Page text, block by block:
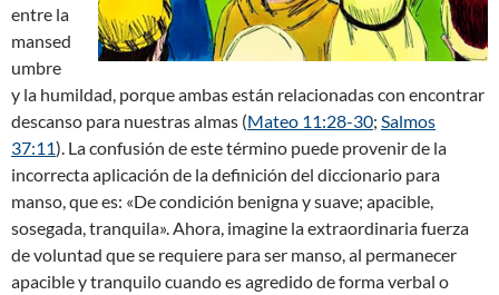
entre la
mansed
umbre
y la humildad, porque ambas están relacionadas con encontrar
descanso para nuestras almas (Mateo 11:28-30; Salmos
37:11). La confusión de este término puede provenir de la
incorrecta aplicación de la definición del diccionario para
manso, que es: «De condición benigna y suave; apacible,
sosegada, tranquila». Ahora, imagine la extraordinaria fuerza
de voluntad que se requiere para ser manso, al permanecer
apacible y tranquilo cuando es agredido de forma verbal o